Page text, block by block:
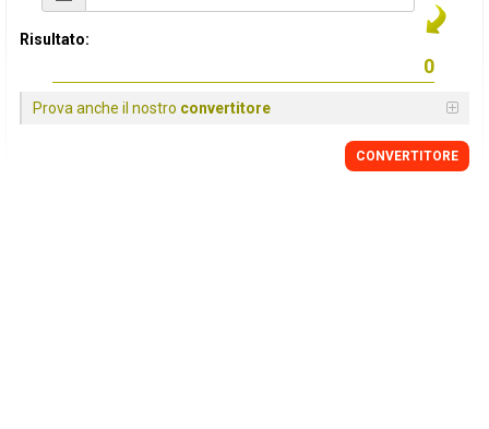
Risultato:
Prova anche il nostro convertitore
CONVERTITORE